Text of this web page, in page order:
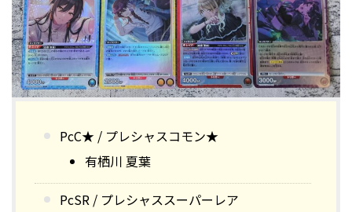
PcC★ / プレシャスコモン★
有栖川 夏葉
PcSR / プレシャススーパーレア